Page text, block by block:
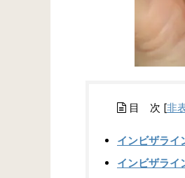
目 次 [非
インビザライ
インビザライ